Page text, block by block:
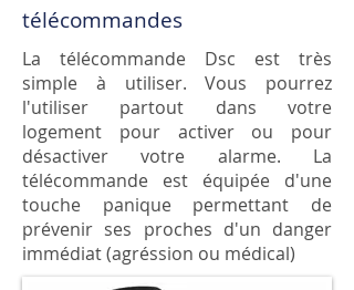
télécommandes
La télécommande Dsc est très
simple à utiliser. Vous pourrez
l'utiliser partout dans votre
logement pour activer ou pour
désactiver votre alarme. La
télécommande est équipée d'une
touche panique permettant de
prévenir ses proches d'un danger
immédiat (agréssion ou médical)